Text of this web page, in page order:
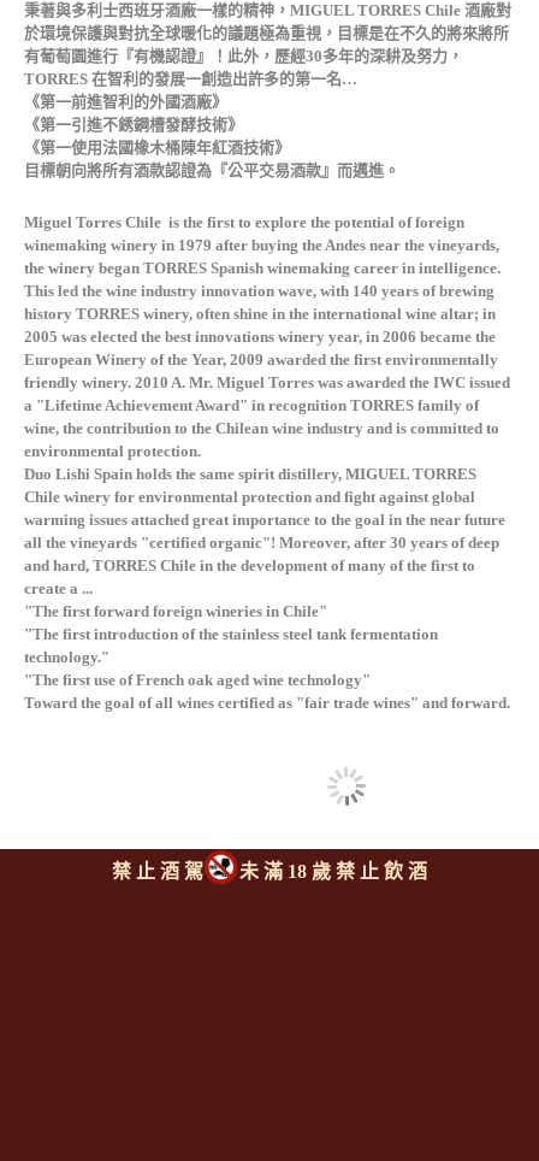
秉著與多利士西班牙酒廠一樣的精神，MIGUEL TORRES Chile 酒廠對
於環境保護與對抗全球暖化的議題極為重視，目標是在不久的將來將所
有葡萄園進行『有機認證』！此外，歷經30多年的深耕及努力，
TORRES 在智利的發展一創造出許多的第一名…
《第一前進智利的外國酒廠》
《第一引進不銹鋼槽發酵技術》
《第一使用法國橡木桶陳年紅酒技術》
目標朝向將所有酒款認證為『公平交易酒款』而邁進。
Miguel Torres Chile is the first to explore the potential of foreign
winemaking winery in 1979 after buying the Andes near the vineyards,
the winery began TORRES Spanish winemaking career in intelligence.
This led the wine industry innovation wave, with 140 years of brewing
history TORRES winery, often shine in the international wine altar; in
2005 was elected the best innovations winery year, in 2006 became the
European Winery of the Year, 2009 awarded the first environmentally
friendly winery. 2010 A. Mr. Miguel Torres was awarded the IWC issued
a "Lifetime Achievement Award" in recognition TORRES family of
wine, the contribution to the Chilean wine industry and is committed to
environmental protection.
Duo Lishi Spain holds the same spirit distillery, MIGUEL TORRES
Chile winery for environmental protection and fight against global
warming issues attached great importance to the goal in the near future
all the vineyards "certified organic"! Moreover, after 30 years of deep
and hard, TORRES Chile in the development of many of the first to
create a ...
"The first forward foreign wineries in Chile"
"The first introduction of the stainless steel tank fermentation
technology."
"The first use of French oak aged wine technology"
Toward the goal of all wines certified as "fair trade wines" and forward.
同類型推薦商品
禁 止 酒 駕 未 滿 18 歲 禁 止 飲 酒